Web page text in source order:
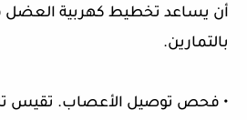
أن يساعد تخطيط كهربية العضل
بالتمارين.
• فحص توصيل الأعصاب. تقيس